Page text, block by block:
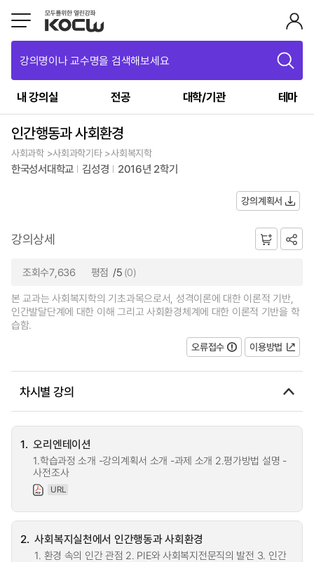
강의명이나 교수명을 검색해보세요
내 강의실 전공 대학/기관 테마
인간행동과 사회환경
사회과학 >사회과학기타 >사회복지학
한국성서대학교 김성경 2016년 2학기
강의계획서
강의상세
조회수7,636 평점 /5 (0)
본 교과는 사회복지학의 기초과목으로서, 성격이론에 대한 이론적 기반,
인간발달단계에 대한 이해 그리고 사회환경체계에 대한 이론적 기반을 학
습함.
오류접수
이용방법
차시별 강의
1. 오리엔테이션
1.학습과정 소개 -강의계획서 소개 -과제 소개 2.평가방법 설명 -
사전조사
URL
2. 사회복지실천에서 인간행동과 사회환경
1. 환경 속의 인간 관점 2. PIE와 사회복지전문직의 발전 3. 인간